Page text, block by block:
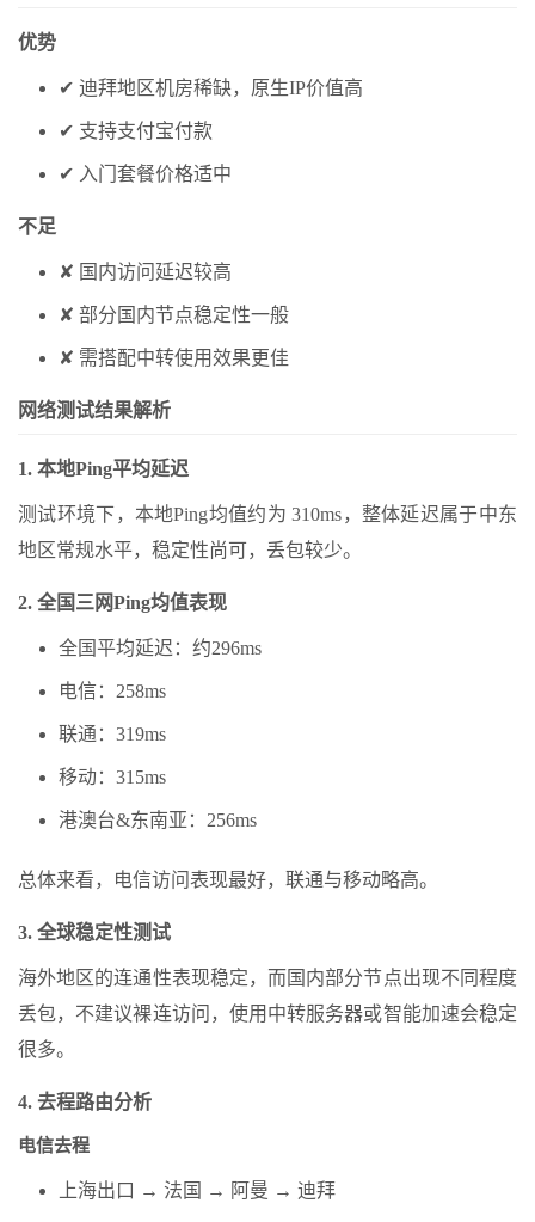
优势
✔ 迪拜地区机房稀缺，原生IP价值高
✔ 支持支付宝付款
✔ 入门套餐价格适中
不足
✘ 国内访问延迟较高
✘ 部分国内节点稳定性一般
✘ 需搭配中转使用效果更佳
网络测试结果解析
1. 本地Ping平均延迟
测试环境下，本地Ping均值约为 310ms，整体延迟属于中东
地区常规水平，稳定性尚可，丢包较少。
2. 全国三网Ping均值表现
全国平均延迟：约296ms
电信：258ms
联通：319ms
移动：315ms
港澳台&东南亚：256ms
总体来看，电信访问表现最好，联通与移动略高。
3. 全球稳定性测试
海外地区的连通性表现稳定，而国内部分节点出现不同程度
丢包，不建议裸连访问，使用中转服务器或智能加速会稳定
很多。
4. 去程路由分析
电信去程
上海出口 → 法国 → 阿曼 → 迪拜